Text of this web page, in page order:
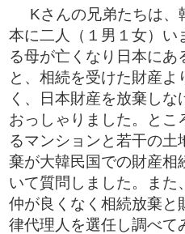
Kさんの兄弟たちは、
本に二人（１男１女）い
る母が亡くなり日本にあ
と、相続を受けた財産よ
く、日本財産を放棄しな
おっしゃりました。とこ
るマンションと若干の土
棄が大韓民国での財産相
いて質問しました。また
仲が良くなく相続放棄と
律代理人を選任し調べて